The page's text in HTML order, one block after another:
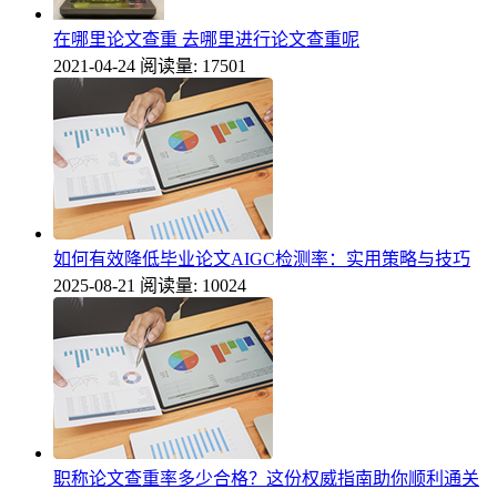
在哪里论文查重 去哪里进行论文查重呢
2021-04-24 阅读量: 17501
如何有效降低毕业论文AIGC检测率：实用策略与技巧
2025-08-21 阅读量: 10024
职称论文查重率多少合格？这份权威指南助你顺利通关